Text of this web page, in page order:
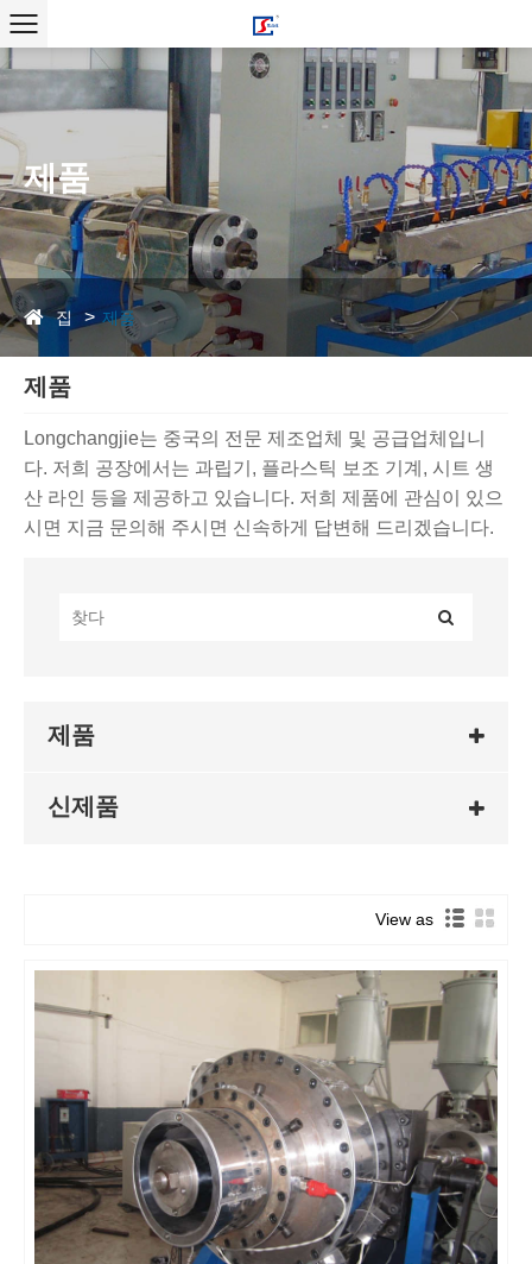
제품
집 제품
제품
Longchangjie는 중국의 전문 제조업체 및 공급업체입니
다. 저희 공장에서는 과립기, 플라스틱 보조 기계, 시트 생
산 라인 등을 제공하고 있습니다. 저희 제품에 관심이 있으
시면 지금 문의해 주시면 신속하게 답변해 드리겠습니다.
제품
신제품
View as